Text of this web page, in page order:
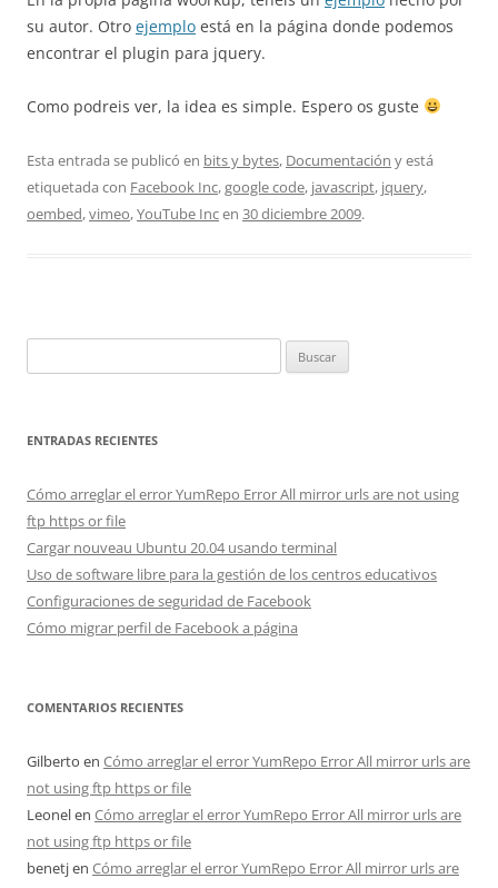
su autor. Otro ejemplo está en la página donde podemos
encontrar el plugin para jquery.
Como podreis ver, la idea es simple. Espero os guste
Esta entrada se publicó en bits y bytes, Documentación y está
etiquetada con Facebook Inc,google code, javascript, jquery,
oembed,vimeo,YouTube Incen 30 diciembre 2009.
ENTRADAS RECIENTES
Cómo arreglar el error YumRepo Error All mirror urls are not using
ftp https or file
Cargar nouveau Ubuntu 20.04 usando terminal
Uso de software libre para la gestión de los centros educativos
Configuraciones de seguridad de Facebook
Cómo migrar perfil de Facebook a página
COMENTARIOS RECIENTES
Gilberto en Cómo arreglar el error YumRepo Error All mirror urls are
not using ftp https or file
Leonelen Cómo arreglar el error YumRepo Error All mirror urls are
not using ftp https or file
benetjen Cómo arreglar el error YumRepo Error All mirror urls are